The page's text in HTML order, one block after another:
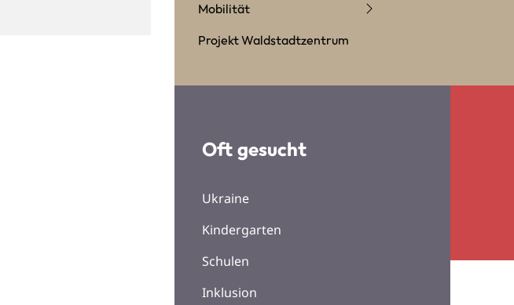
Mobilität
Projekt Waldstadtzentrum
Oft gesucht
Ukraine
Kindergarten
Schulen
Inklusion